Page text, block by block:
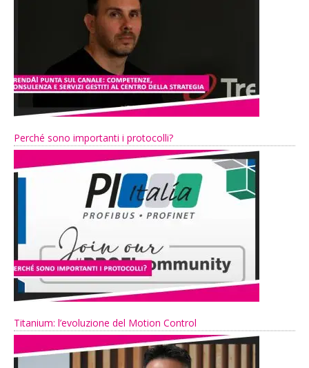
Perché sono importanti i protocolli?
Titanium: l’evoluzione del Motion Control